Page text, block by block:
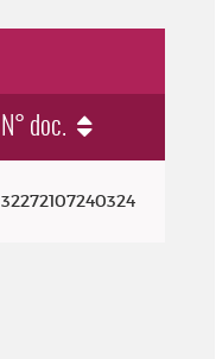
N° doc.
32272107240324